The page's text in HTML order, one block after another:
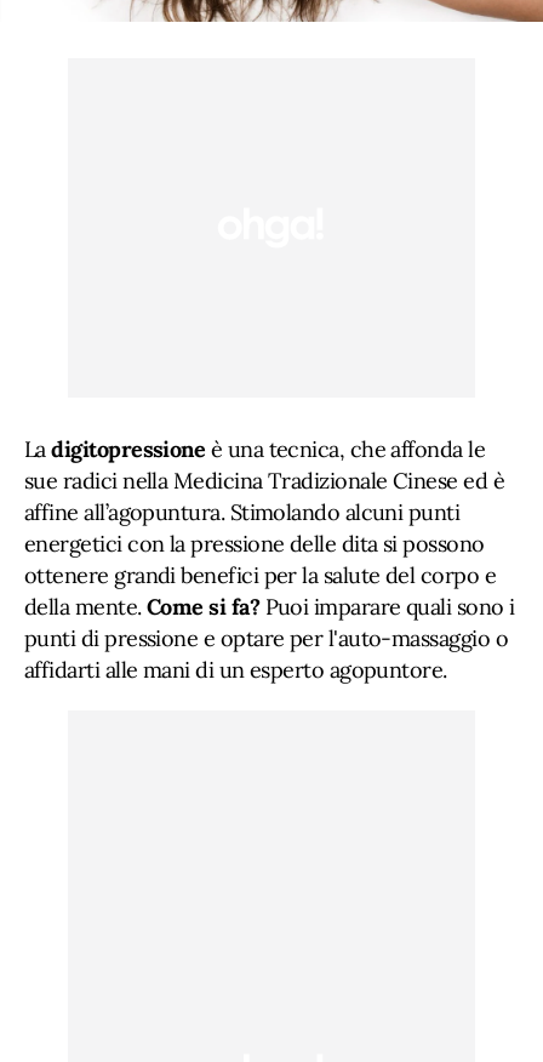
Ladigitopressione è una tecnica, che affonda le
sue radici nella Medicina Tradizionale Cinese ed è
affine all’agopuntura. Stimolando alcuni punti
energetici con la pressione delle dita si possono
ottenere grandi benefici per la salute del corpo e
della mente.Come si fa?Puoi imparare quali sono i
punti di pressione e optare per l'auto-massaggio o
affidarti alle mani di un esperto agopuntore.